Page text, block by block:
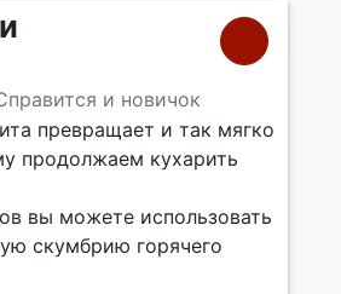
и новичок
превращает и так мягко
продолжаем кухарить
вы можете использовать
скумбрию горячего